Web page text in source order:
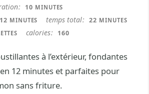
10 MINUTES
MINUTES
12 MINUTES
MINUTES temps total 22 MINUTES
MINUTES
calories 160
à l’extérieur, fondantes
12 minutes et parfaites pour
sans friture.